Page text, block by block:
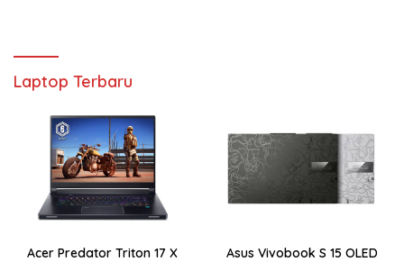
Laptop Terbaru
Acer Predator Triton 17 X
Asus Vivobook S 15 OLED